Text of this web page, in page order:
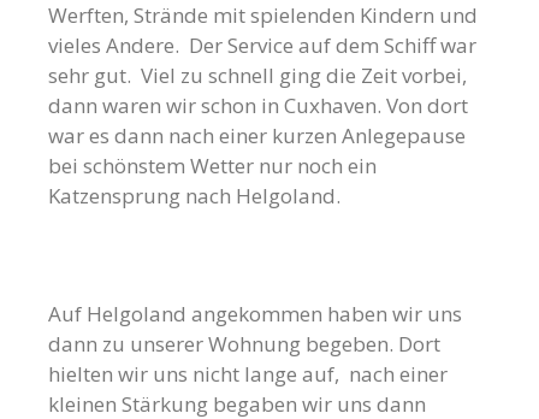
Werften, Strände mit spielenden Kindern und
vieles Andere. Der Service auf dem Schiff war
sehr gut. Viel zu schnell ging die Zeit vorbei,
dann waren wir schon in Cuxhaven. Von dort
war es dann nach einer kurzen Anlegepause
bei schönstem Wetter nur noch ein
Katzensprung nach Helgoland.
Auf Helgoland angekommen haben wir uns
dann zu unserer Wohnung begeben. Dort
hielten wir uns nicht lange auf, nach einer
kleinen Stärkung begaben wir uns dann